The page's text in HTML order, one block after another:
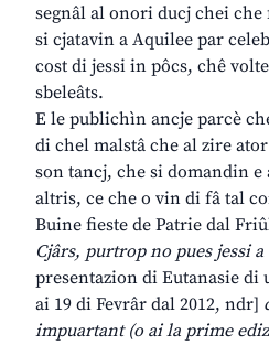
segnâl al onori ducj chei
si cjatavin a Aquilee par
cost di jessi in pôcs, chê
sbeleâts.
E le publichìn ancje parcè
di chel malstâ che al zire
son tancj, che si domandin
altris, ce che o vin di fâ tal
Buine fieste de Patrie dal
Cjârs, purtrop no pues jessi
presentazion di Eutanasie di
ai 19 di Fevrâr dal 2012, ndr]
impuartant (o ai la prime